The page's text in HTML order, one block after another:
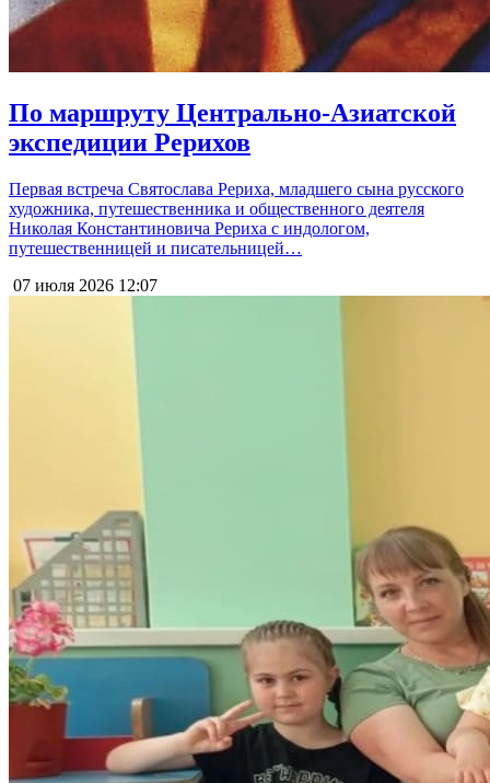
По маршруту Центрально-Азиатской
экспедиции Рерихов
Первая встреча Святослава Рериха, младшего сына русского
художника, путешественника и общественного деятеля
Николая Константиновича Рериха с индологом,
путешественницей и писательницей…
07 июля 2026 12:07